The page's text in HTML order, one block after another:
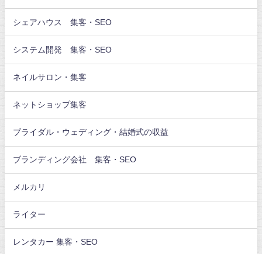
シェアハウス 集客・SEO
システム開発 集客・SEO
ネイルサロン・集客
ネットショップ集客
ブライダル・ウェディング・結婚式の収益
ブランディング会社 集客・SEO
メルカリ
ライター
レンタカー 集客・SEO